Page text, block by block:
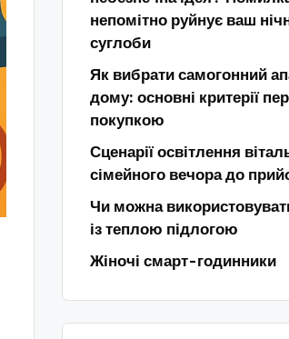
непомітно руйнує ваш
суглоби
Як вибрати самогонний
дому: основні критерії
покупкою
Сценарії освітлення
сімейного вечора до
Чи можна
із теплою підлогою
Жіночі смарт-годинники